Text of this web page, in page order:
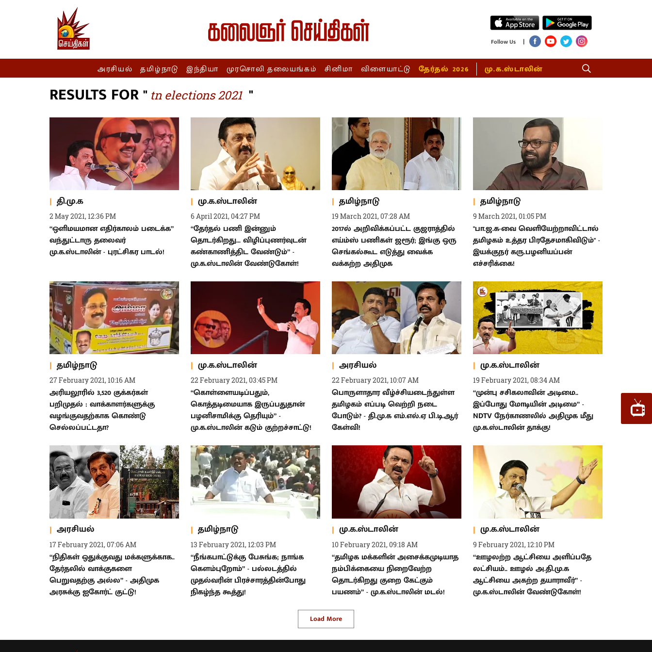
Follow Us |
அரசியல் தமிழ்நாடு இந்தியா முரசொலி தலையங்கம் சினிமா விளையாட்டு தேர்தல் 2026 மு.க.ஸ்டாலின்
RESULTS FOR " tn elections 2021 "
தி.மு.க
2 May 2021, 12:36 PM
“ஒளிமயமான எதிர்காலம் படைக்க”
வந்துட்டாரு தலைவர்
மு.க.ஸ்டாலின் - புரட்சிகர பாடல்!
மு.க.ஸ்டாலின்
6 April 2021, 04:27 PM
“தேர்தல் பணி இன்னும்
தொடர்கிறது... விழிப்புணர்வுடன்
கண்காணித்திட வேண்டும்” -
மு.க.ஸ்டாலின் வேண்டுகோள்!
தமிழ்நாடு
19 March 2021, 07:28 AM
2017ல் அறிவிக்கப்பட்ட குஜராத்தில்
எய்ம்ஸ் பணிகள் ஜரூர்; இங்கு ஒரு
செங்கல்கூட எடுத்து வைக்க
வக்கற்ற அதிமுக
தமிழ்நாடு
9 March 2021, 01:05 PM
"பா.ஜ.க-வை வெளியேற்றாவிட்டால்
தமிழகம் உத்தர பிரதேசமாகிவிடும்" -
இயக்குநர் கரு.பழனியப்பன்
எச்சரிக்கை!
தமிழ்நாடு
27 February 2021, 10:16 AM
அரியலூரில் 3,520 குக்கர்கள்
பறிமுதல் : வாக்காளர்களுக்கு
வழங்குவதற்காக கொண்டு
செல்லப்பட்டதா?
மு.க.ஸ்டாலின்
22 February 2021, 03:45 PM
“கொள்ளையடிப்பதும்,
கொத்தடிமையாக இருப்பதுதான்
பழனிசாமிக்கு தெரியும்” -
மு.க.ஸ்டாலின் கடும் குற்றச்சாட்டு!
அரசியல்
22 February 2021, 10:07 AM
பொருளாதார வீழ்ச்சியடைந்துள்ள
தமிழகம் எப்படி வெற்றி நடை
போடும்? - தி.மு.க எம்.எல்.ஏ பி.டி.ஆர்
கேள்வி!
மு.க.ஸ்டாலின்
19 February 2021, 08:34 AM
“முன்பு சசிகலாவின் அடிமை..
இப்போது மோடியின் அடிமை” -
NDTV நேர்காணலில் அதிமுக மீது
மு.க.ஸ்டாலின் தாக்கு!
அரசியல்
17 February 2021, 07:06 AM
“நிதிகள் ஒதுக்குவது மக்களுக்காக..
தேர்தலில் வாக்குகளை
பெறுவதற்கு அல்ல” - அதிமுக
அரசுக்கு ஐகோர்ட் குட்டு!
தமிழ்நாடு
13 February 2021, 12:03 PM
“நீங்கபாட்டுக்கு பேசுங்க; நாங்க
கெளம்புறோம்” - பல்லடத்தில்
முதல்வரின் பிரச்சாரத்தின்போது
நிகழ்ந்த கூத்து!
மு.க.ஸ்டாலின்
10 February 2021, 09:18 AM
“தமிழக மக்களின் அசைக்கமுடியாத
நம்பிக்கையை நிறைவேற்ற
தொடர்கிறது குறை கேட்கும்
பயணம்” - மு.க.ஸ்டாலின் மடல்!
மு.க.ஸ்டாலின்
9 February 2021, 12:10 PM
“ஊழலற்ற ஆட்சியை அளிப்பதே
லட்சியம்.. ஊழல் அ.தி.மு.க
ஆட்சியை அகற்ற தயாராவீர்” -
மு.க.ஸ்டாலின் வேண்டுகோள்!
Load More